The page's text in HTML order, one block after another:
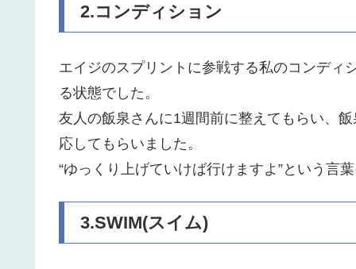
2.コンディション
エイジのスプリントに参戦する私のコンディ
る状態でした。
友人の飯泉さんに1週間前に整えてもらい、
応してもらいました。
“ゆっくり上げていけば行けますよ”という言
3.SWIM(スイム)